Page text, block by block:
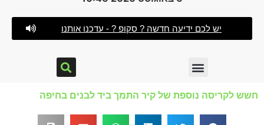
יש לכם ידיעה חדשה ? סקופ ? - עדכנו אותנו
חשש לקריסה נוספת של קיר התמך ביד לבנים בחיפה